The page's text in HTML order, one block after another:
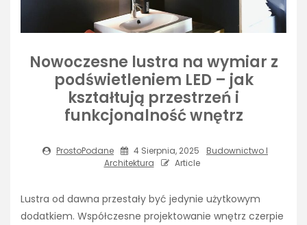
Nowoczesne lustra na wymiar z
podświetleniem LED – jak
kształtują przestrzeń i
funkcjonalność wnętrz
ProstoPodane 4 Sierpnia, 2025
Budownictwo I
Architektura
Article
Lustra od dawna przestały być jedynie użytkowym
dodatkiem. Współczesne projektowanie wnętrz czerpie